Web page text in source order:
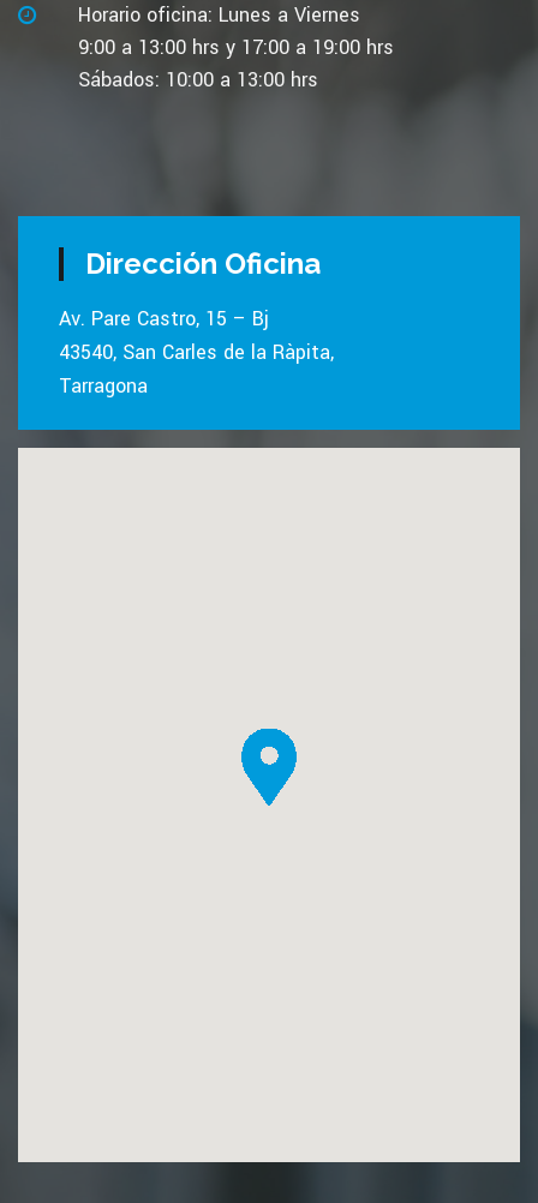
Horario oficina: Lunes a Viernes
9:00 a 13:00 hrs y 17:00 a 19:00 hrs
Sábados: 10:00 a 13:00 hrs
Dirección Oficina
Av. Pare Castro, 15 – Bj
43540, San Carles de la Ràpita,
Tarragona